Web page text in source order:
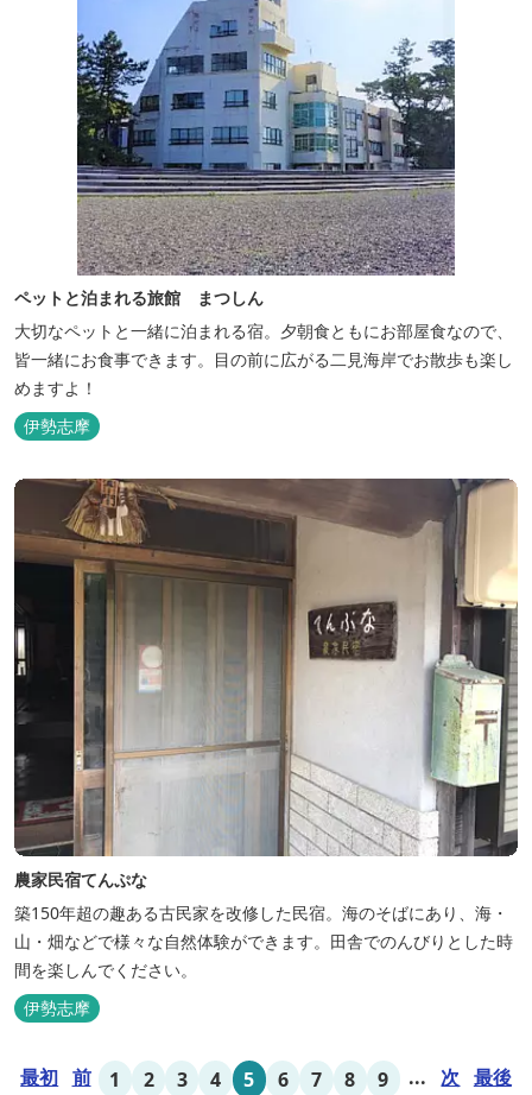
ペットと泊まれる旅館 まつしん
大切なペットと一緒に泊まれる宿。夕朝食ともにお部屋食なので、
皆一緒にお食事できます。目の前に広がる二見海岸でお散歩も楽し
めますよ！
伊勢志摩
農家民宿てんぷな
築150年超の趣ある古民家を改修した民宿。海のそばにあり、海・
山・畑などで様々な自然体験ができます。田舎でのんびりとした時
間を楽しんでください。
伊勢志摩
最初 前
1 2 3 4 5 6 7 8 9 ...
次 最後